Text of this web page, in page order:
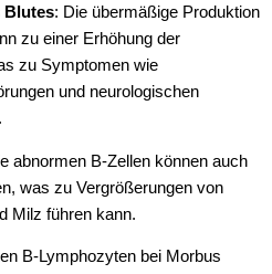
Blutes: Die übermäßige Produktion
zu einer Erhöhung der
zu Symptomen wie
und neurologischen
abnormen B-Zellen können auch
was zu Vergrößerungen von
Milz führen kann.
B-Lymphozyten bei Morbus